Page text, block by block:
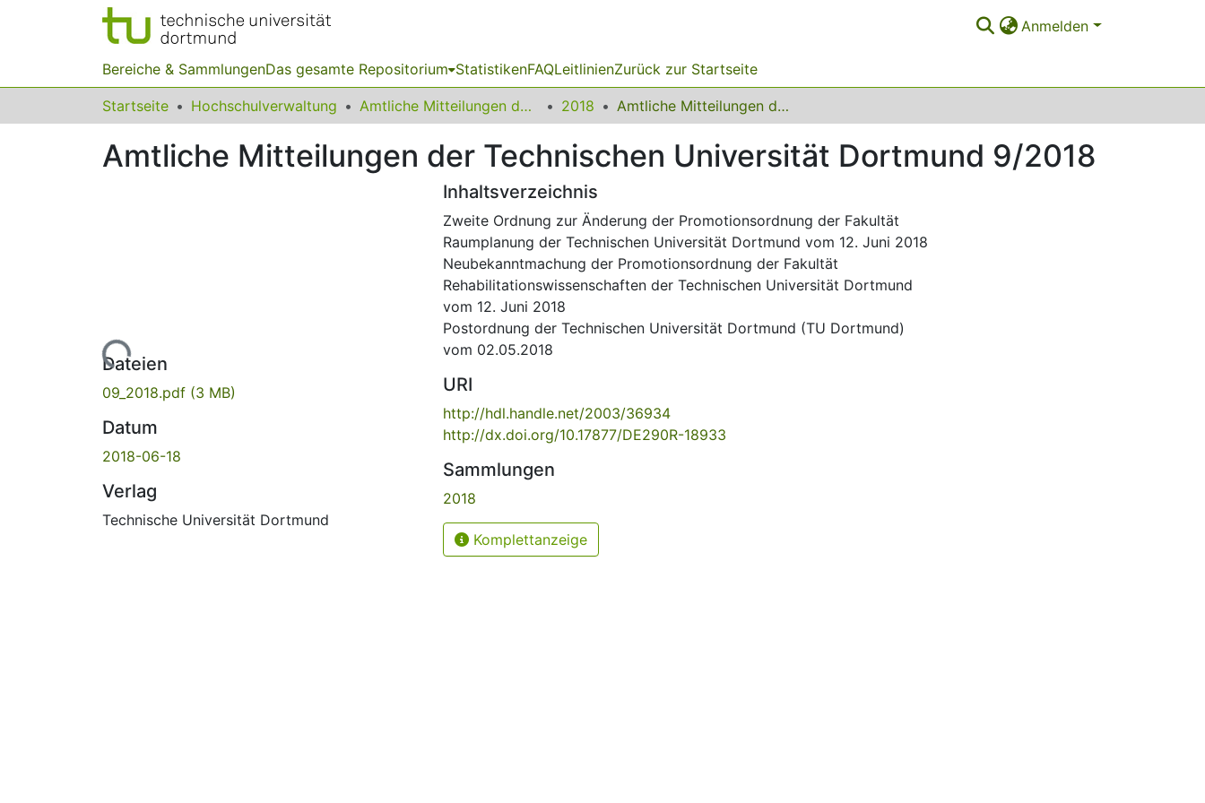
Anmelden
Bereiche & SammlungenDas gesamte Repositorium StatistikenFAQLeitlinienZurück zur Startseite
Startseite Hochschulverwaltung Amtliche Mitteilungen der Technischen Universität Dortmund 2018 Amtliche Mitteilungen der Technischen Universität Dortmund 9/2018
Amtliche Mitteilungen der Technischen Universität Dortmund 9/2018
Lade...
Dateien
09_2018.pdf (3 MB)
Datum
2018-06-18
Verlag
Technische Universität Dortmund
Inhaltsverzeichnis
Zweite Ordnung zur Änderung der Promotionsordnung der Fakultät
Raumplanung der Technischen Universität Dortmund vom 12. Juni 2018
Neubekanntmachung der Promotionsordnung der Fakultät
Rehabilitationswissenschaften der Technischen Universität Dortmund
vom 12. Juni 2018
Postordnung der Technischen Universität Dortmund (TU Dortmund)
vom 02.05.2018
URI
http://hdl.handle.net/2003/36934
http://dx.doi.org/10.17877/DE290R-18933
Sammlungen
2018
Komplettanzeige